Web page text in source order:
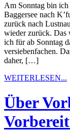
Am Sonntag bin
Baggersee nach
zurück nach
wieder zurück. Das
ich für ab Sonntag
versiebenfachen.
daher, […]
WEITERLESEN...
Über